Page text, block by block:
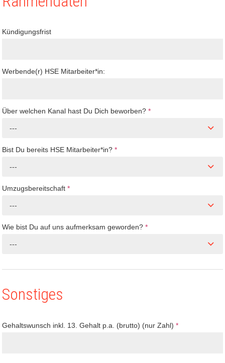
Kündigungsfrist
Werbende(r) HSE Mitarbeiter*in:
Über welchen Kanal hast Du Dich beworben?*
---
Bist Du bereits HSE Mitarbeiter*in?*
---
Umzugsbereitschaft*
---
Wie bist Du auf uns aufmerksam geworden?*
---
Sonstiges
Gehaltswunsch inkl. 13. Gehalt p.a. (brutto) (nur Zahl)*